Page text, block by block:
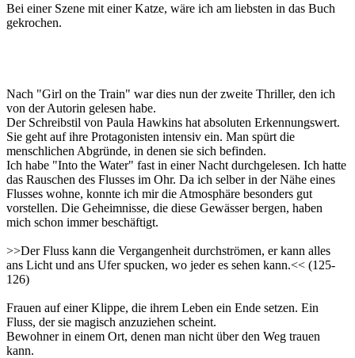
Bei einer Szene mit einer Katze, wäre ich am liebsten in das Buch
gekrochen.
Nach "Girl on the Train" war dies nun der zweite Thriller, den ich
von der Autorin gelesen habe.
Der Schreibstil von Paula Hawkins hat absoluten Erkennungswert.
Sie geht auf ihre Protagonisten intensiv ein. Man spürt die
menschlichen Abgründe, in denen sie sich befinden.
Ich habe "Into the Water" fast in einer Nacht durchgelesen. Ich hatte
das Rauschen des Flusses im Ohr. Da ich selber in der Nähe eines
Flusses wohne, konnte ich mir die Atmosphäre besonders gut
vorstellen. Die Geheimnisse, die diese Gewässer bergen, haben
mich schon immer beschäftigt.
>>Der Fluss kann die Vergangenheit durchströmen, er kann alles
ans Licht und ans Ufer spucken, wo jeder es sehen kann.<< (125-
126)
Frauen auf einer Klippe, die ihrem Leben ein Ende setzen. Ein
Fluss, der sie magisch anzuziehen scheint.
Bewohner in einem Ort, denen man nicht über den Weg trauen
kann.